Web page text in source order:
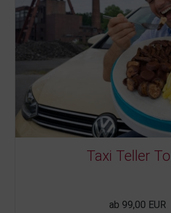
Taxi Teller
ab 99,00 EUR